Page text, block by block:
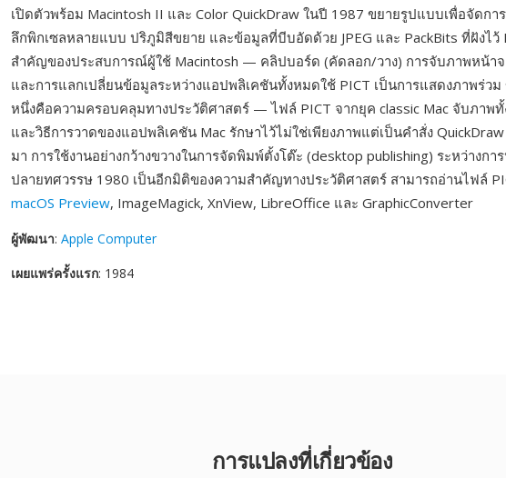
เปิดตัวพร้อม Macintosh II และ Color QuickDraw ในปี 1987 ขยายรูปแบบเพื่อจัดกา
ลึกพิกเซลหลายแบบ ปริภูมิสีขยาย และข้อมูลที่บีบอัดด้วย JPEG และ PackBits ที่ฝังไว้
สำคัญของประสบการณ์ผู้ใช้ Macintosh — คลิปบอร์ด (คัดลอก/วาง) การจับภาพหน้า
และการแลกเปลี่ยนข้อมูลระหว่างแอปพลิเคชันทั้งหมดใช้ PICT เป็นการแสดงภาพร่ว
หนึ่งคือความครอบคลุมทางประวัติศาสตร์ — ไฟล์ PICT จากยุค classic Mac จับภาพ
และวิธีการวาดของแอปพลิเคชัน Mac รักษาไว้ไม่ใช่เพียงภาพแต่เป็นคำสั่ง
มา การใช้งานอย่างกว้างขวางในการจัดพิมพ์ตั้งโต๊ะ (desktop publishing) ระหว่างกา
ปลายทศวรรษ 1980 เป็นอีกมิติของความสำคัญทางประวัติศาสตร์ สามารถอ่านไฟล์
macOS Preview, ImageMagick, XnView, LibreOffice และ GraphicConverter
ผู้พัฒนา: Apple Computer
เผยแพร่ครั้งแรก: 1984
การแปลงที่เกี่ยวข้อง